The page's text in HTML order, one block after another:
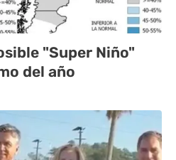
"Super Niño"
del año